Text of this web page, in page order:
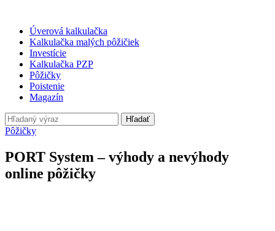
Úverová kalkulačka
Kalkulačka malých pôžičiek
Investície
Kalkulačka PZP
Pôžičky
Poistenie
Magazín
Hľadať
Pôžičky
PORT System – výhody a nevýhody
online pôžičky